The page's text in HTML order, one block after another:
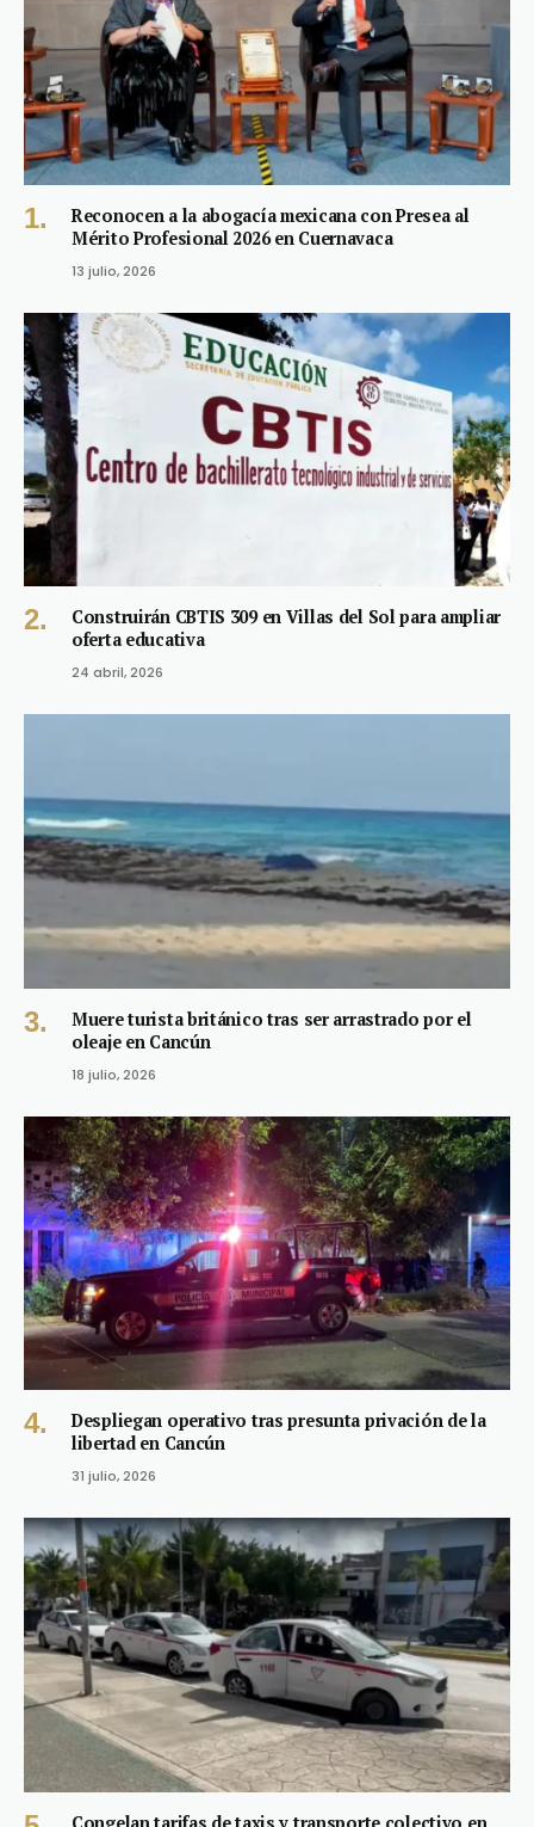
Reconocen a la abogacía mexicana con Presea al
Mérito Profesional 2026 en Cuernavaca
13 julio, 2026
Construirán CBTIS 309 en Villas del Sol para ampliar
oferta educativa
24 abril, 2026
Muere turista británico tras ser arrastrado por el
oleaje en Cancún
18 julio, 2026
Despliegan operativo tras presunta privación de la
libertad en Cancún
31 julio, 2026
Congelan tarifas de taxis y transporte colectivo en